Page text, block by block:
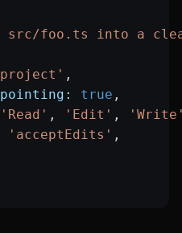
src/foo.ts into a
,
true ,
'Read' , 'Edit' ,
'acceptEdits' ,